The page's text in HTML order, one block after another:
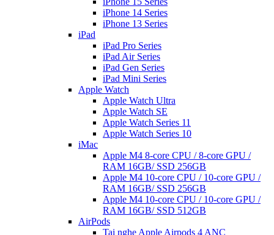
iPhone 14 Series
iPhone 13 Series
iPad
iPad Pro Series
iPad Air Series
iPad Gen Series
iPad Mini Series
Apple Watch
Apple Watch Ultra
Apple Watch SE
Apple Watch Series 11
Apple Watch Series 10
iMac
Apple M4 8-core CPU / 8-core GPU /
RAM 16GB/ SSD 256GB
Apple M4 10-core CPU / 10-core GPU /
RAM 16GB/ SSD 256GB
Apple M4 10-core CPU / 10-core GPU /
RAM 16GB/ SSD 512GB
AirPods
Tai nghe Apple Airpods 4 ANC